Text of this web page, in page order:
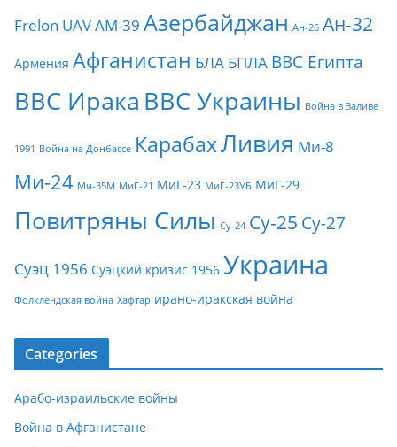
Frelon UAVАМ-39 Азербайджан Ан-26 Ан-32
Армения Афганистан БЛА БПЛА ВВС Египта
ВВС Ирака ВВС Украины Война в Заливе
1991 Война на Донбассе КарабахЛивия Ми-8
Ми-24 Ми-35М МиГ-21 МиГ-23 МиГ-23УБ МиГ-29
Повитряны Силы Су-24 Су-25 Су-27
Суэц 1956 Суэцкий кризис 1956 Украина
Фолклендская война Хафтар ирано-иракская война
Categories
Арабо-израильские войны
Война в Афганистане